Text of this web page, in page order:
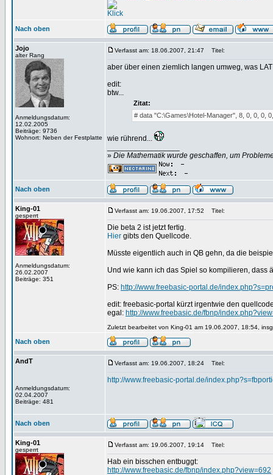
Klick
Nach oben
Jojo
alter Rang
Anmeldungsdatum:
12.02.2005
Beiträge: 9736
Wohnort: Neben der Festplatte
Verfasst am: 18.06.2007, 21:47 Titel:
aber über einen ziemlich langen umweg, was
edit:
btw...
Zitat:
# data "C:\Games\Hotel-Manager", 8, 0, 0, 0,
wie rührend...
» Die Mathematik wurde geschaffen, um
Nach oben
King-01
gesperrt
Anmeldungsdatum:
26.02.2007
Beiträge: 351
Verfasst am: 19.06.2007, 17:52 Titel:
Die beta 2 ist jetzt fertig.
Hier gibts den Quellcode.
Müsste eigentlich auch in QB gehn, da die
Und wie kann ich das Spiel so kompilieren, dass
PS: http://www.freebasic-portal.de/
edit: freebasic-portal kürzt irgentwie den
egal: http://www.freebasic.de/fbnp/
Zuletzt bearbeitet von King-01 am 19.06.2007, 18:54,
Nach oben
AndT
Anmeldungsdatum:
02.04.2007
Beiträge: 481
Verfasst am: 19.06.2007, 18:24 Titel:
http://www.freebasic-portal.de/
Nach oben
King-01
gesperrt
Verfasst am: 19.06.2007, 19:14 Titel:
Hab ein bisschen entbuggt:
http://www.freebasic.de/fbnp/index.php?view=692